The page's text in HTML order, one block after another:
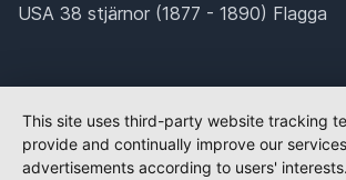
USA 38 stjärnor (1877 - 1890) Flagga
This site uses third-party website tracking
provide and continually improve our
advertisements according to users'